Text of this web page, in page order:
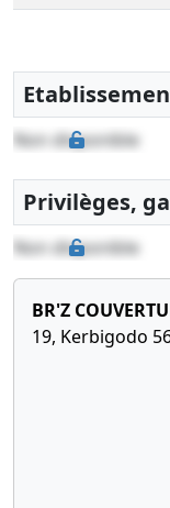
Non disponible
Privilèges,
Non disponible
BR'Z
19, Kerbigodo